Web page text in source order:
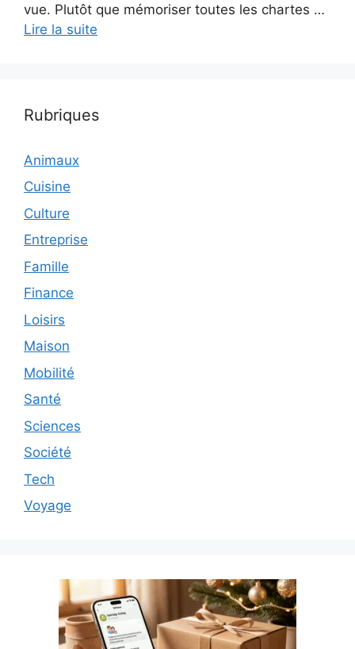
vue. Plutôt que mémoriser toutes les chartes …
Lire la suite
Rubriques
Animaux
Cuisine
Culture
Entreprise
Famille
Finance
Loisirs
Maison
Mobilité
Santé
Sciences
Société
Tech
Voyage